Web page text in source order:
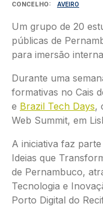
CONCELHO
AVEIRO
Um grupo de 20
públicas de
para imersão
Durante uma
formativas no Cais
e Brazil Tech Days,
Web Summit, em
A iniciativa faz
Ideias que
de Pernambuco,
Tecnologia e
Porto Digital do